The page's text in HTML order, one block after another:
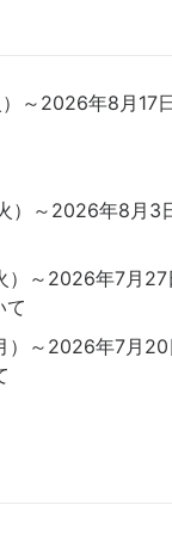
～2026年8月17日
～2026年8月3
）～2026年7月27
て
）～2026年7月20